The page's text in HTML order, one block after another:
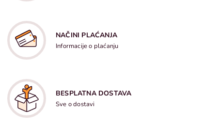
NAČINI PLAĆANJA
Informacije o plaćanju
BESPLATNA DOSTAVA
Sve o dostavi